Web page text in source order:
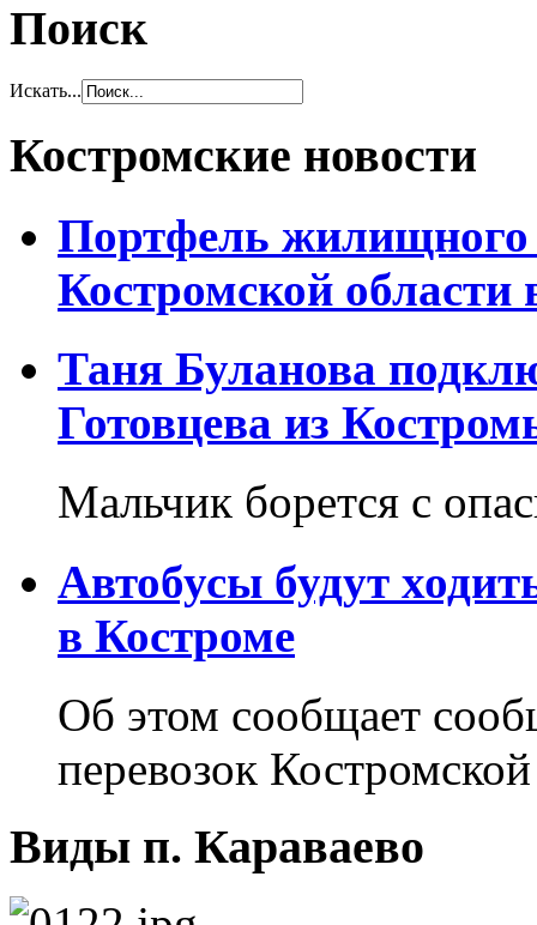
Поиск
Искать...
Костромские новости
Портфель жилищного
Костромской
Таня Буланова
Готовцева из
Мальчик борется с
Автобусы будут
в Костроме
Об этом сообщает
перевозок
Виды п. Караваево